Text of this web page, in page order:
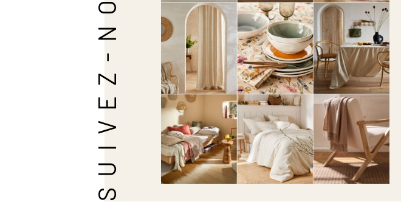
SUIVEZ-NOUS